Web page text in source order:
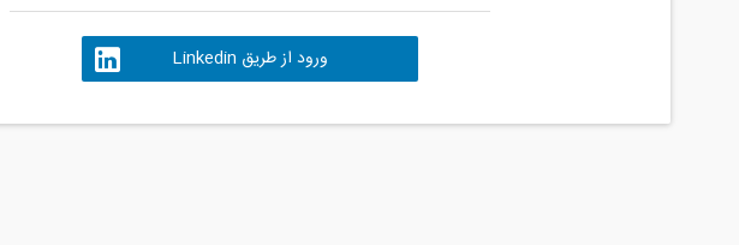
ورود از طریق Linkedin